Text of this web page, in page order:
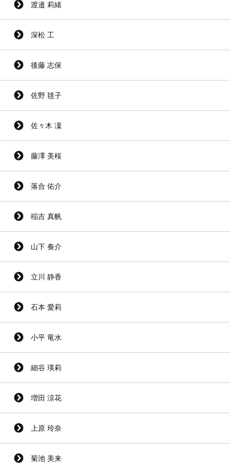
渡邉 莉緒
深松 工
後藤 志保
佐野 毬子
佐々木 凜
藤澤 美桜
落合 佑介
稲吉 真帆
山下 奏介
立川 静香
石本 愛莉
小平 竜水
細谷 瑛莉
増田 涼花
上原 玲奈
菊池 美来